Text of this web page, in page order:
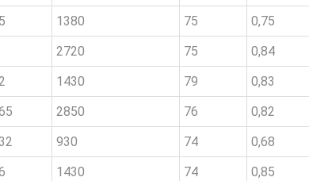
1380 75 0,75
2720 75 0,84
1430 79 0,83
2850 76 0,82
930 74 0,68
1430 74 0,85